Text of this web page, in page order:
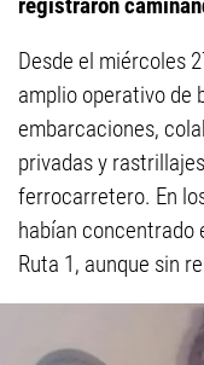
registraron
Desde el miércoles
amplio operativo de
embarcaciones,
privadas y
ferrocarretero. En
habían concentrado
Ruta 1, aunque sin